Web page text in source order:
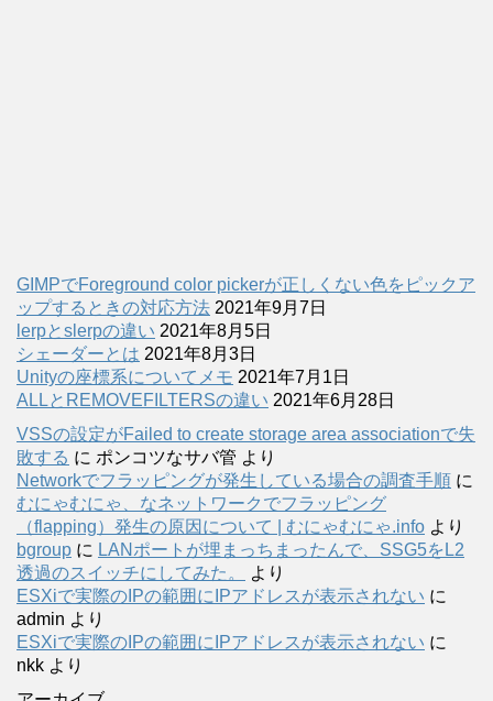
GIMPでForeground color pickerが正しくない色をピックア
ップするときの対応方法 2021年9月7日
lerpとslerpの違い 2021年8月5日
シェーダーとは 2021年8月3日
Unityの座標系についてメモ 2021年7月1日
ALLとREMOVEFILTERSの違い 2021年6月28日
VSSの設定がFailed to create storage area associationで失
敗する に ポンコツなサバ管 より
Networkでフラッピングが発生している場合の調査手順 に
むにゃむにゃ、なネットワークでフラッピング
（flapping）発生の原因について | むにゃむにゃ.info より
bgroup に LANポートが埋まっちまったんで、SSG5をL2
透過のスイッチにしてみた。
より
ESXiで実際のIPの範囲にIPアドレスが表示されない に
admin より
ESXiで実際のIPの範囲にIPアドレスが表示されない に
nkk より